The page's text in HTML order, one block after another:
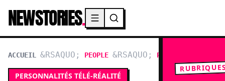
NEWSTORIES.
ACCUEIL PEOPLE PERSONNALITÉS
PERSONNALITÉS TÉLÉ-RÉALITÉ